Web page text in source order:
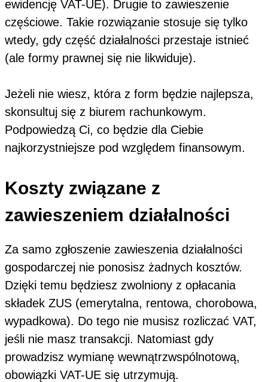
ewidencję VAT-UE). Drugie to zawieszenie
częściowe. Takie rozwiązanie stosuje się tylko
wtedy, gdy część działalności przestaje istnieć
(ale formy prawnej się nie likwiduje).
Jeżeli nie wiesz, która z form będzie najlepsza,
skonsultuj się z biurem rachunkowym.
Podpowiedzą Ci, co będzie dla Ciebie
najkorzystniejsze pod względem finansowym.
Koszty związane z
zawieszeniem działalności
Za samo zgłoszenie zawieszenia działalności
gospodarczej nie ponosisz żadnych kosztów.
Dzięki temu będziesz zwolniony z opłacania
składek ZUS (emerytalna, rentowa, chorobowa,
wypadkowa). Do tego nie musisz rozliczać VAT,
jeśli nie masz transakcji. Natomiast gdy
prowadzisz wymianę wewnątrzwspólnotową,
obowiązki VAT-UE się utrzymują.